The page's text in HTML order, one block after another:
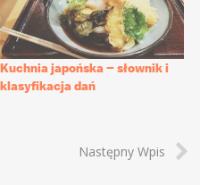
Kuchnia japońska – słownik i
klasyfikacja dań
Następny Wpis